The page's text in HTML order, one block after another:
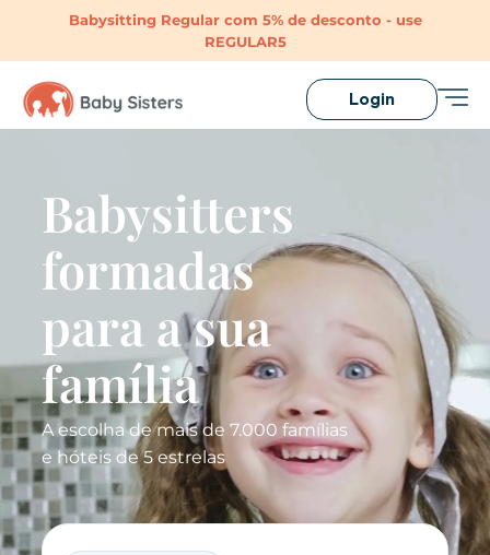
Babysitting Regular com 5% de desconto - use
REGULAR5
Login
Babysitters
formadas
para a sua
família
A escolha de mais de 7.000 famílias
e hóteis de 5 estrelas